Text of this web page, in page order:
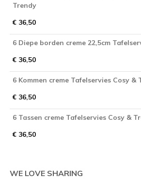
Trendy
€ 36,50
6 Diepe borden creme 22,5cm
€ 36,50
6 Kommen creme Tafelservies Cosy &
€ 36,50
6 Tassen creme Tafelservies Cosy &
€ 36,50
WE LOVE SHARING